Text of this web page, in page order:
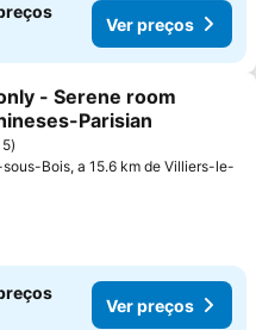
Ver preços
aos favoritos
- Serene room
Parisian
5
Bois, a 15.6 km de Villiers-le-
Ver preços